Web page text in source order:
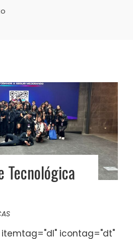
itemtag="dl" icontag="dt"